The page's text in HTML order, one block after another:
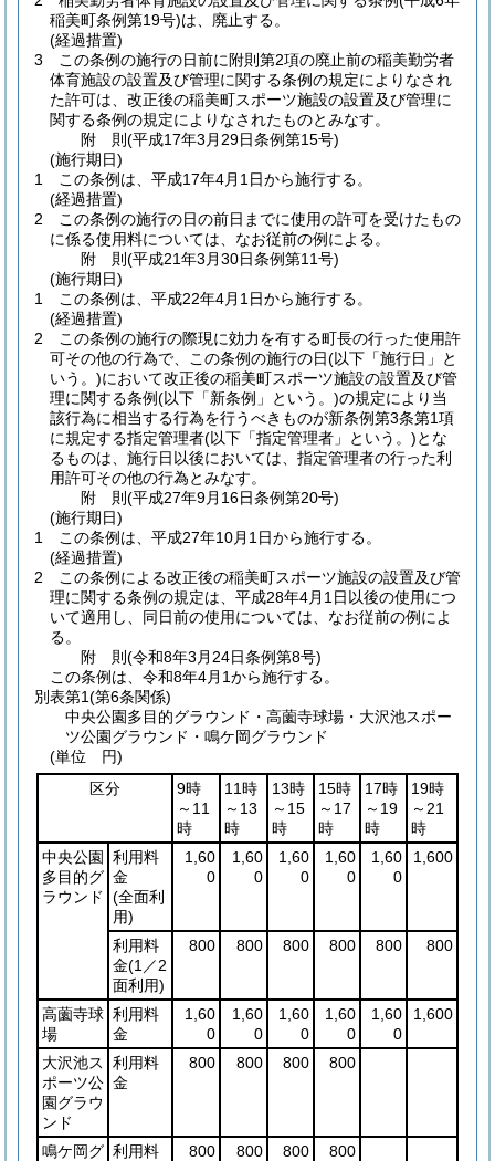
稲美町条例第19号)は、廃止する。
(経過措置)
3
この条例の施行の日前に附則第2項の廃止前の稲美勤労者
体育施設の設置及び管理に関する条例の規定によりなされ
た許可は、改正後の稲美町スポーツ施設の設置及び管理に
関する条例の規定によりなされたものとみなす。
附 則(平成17年3月29日条例第15号)
(施行期日)
1
この条例は、平成17年4月1日から施行する。
(経過措置)
2
この条例の施行の日の前日までに使用の許可を受けたもの
に係る使用料については、なお従前の例による。
附 則(平成21年3月30日条例第11号)
(施行期日)
1
この条例は、平成22年4月1日から施行する。
(経過措置)
2
この条例の施行の際現に効力を有する町長の行った使用許
可その他の行為で、この条例の施行の日(以下「施行日」と
いう。)において改正後の稲美町スポーツ施設の設置及び管
理に関する条例(以下「新条例」という。)の規定により当
該行為に相当する行為を行うべきものが新条例第3条第1項
に規定する指定管理者(以下「指定管理者」という。)とな
るものは、施行日以後においては、指定管理者の行った利
用許可その他の行為とみなす。
附 則(平成27年9月16日条例第20号)
(施行期日)
1
この条例は、平成27年10月1日から施行する。
(経過措置)
2
この条例による改正後の稲美町スポーツ施設の設置及び管
理に関する条例の規定は、平成28年4月1日以後の使用につ
いて適用し、同日前の使用については、なお従前の例によ
る。
附 則(令和8年3月24日条例第8号)
この条例は、令和8年4月1から施行する。
別表第1(第6条関係)
中央公園多目的グラウンド・高薗寺球場・大沢池スポー
ツ公園グラウンド・鳴ケ岡グラウンド
(単位 円)
区分
9時
～11
時
11時
～13
時
13時
～15
時
15時
～17
時
17時
～19
時
19時
～21
時
中央公園
多目的グ
ラウンド
利用料
金
(全面利
用)
1,60
0
1,60
0
1,60
0
1,60
0
1,60
0
1,600
利用料
金(1／2
面利用)
800 800 800 800 800 800
高薗寺球
場
利用料
金
1,60
0
1,60
0
1,60
0
1,60
0
1,60
0
1,600
大沢池ス
ポーツ公
園グラウ
ンド
利用料
金
800 800 800 800
鳴ケ岡グ 利用料
800 800 800 800